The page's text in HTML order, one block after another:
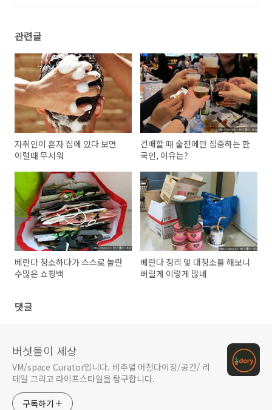
관련글
자취인이 혼자 집에 있다 보면
이럴때 무서워
건배할 때 술잔에만 집중하는 한
국인, 이유는?
베란다 청소하다가 스스로 놀란
수많은 쇼핑백
베란다 정리 및 대청소를 해보니
버릴게 이렇게 많네
댓글
버섯돌이 세상
VM/space Curator입니다. 비주얼 머천다이징/공간/ 리
테일 그리고 라이프스타일을 탐구합니다.
구독하기